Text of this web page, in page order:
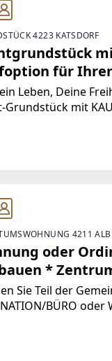
4223 KATSDORF
für
Leben, Deine
Grundstück mit
10 - 15
4211
oder
*
Sie Teil der
BÜRO oder
im Zentrum von
bietet